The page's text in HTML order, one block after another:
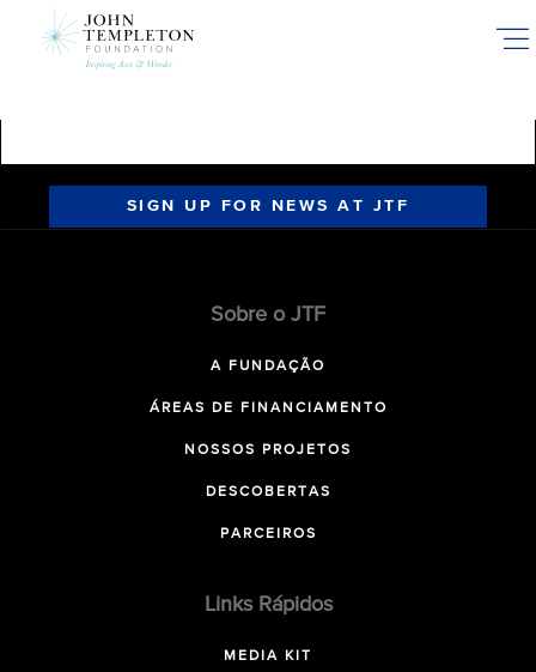
SIGN UP FOR NEWS AT JTF
Sobre o JTF
A FUNDAÇÃO
ÁREAS DE FINANCIAMENTO
NOSSOS PROJETOS
DESCOBERTAS
PARCEIROS
Links Rápidos
MEDIA KIT